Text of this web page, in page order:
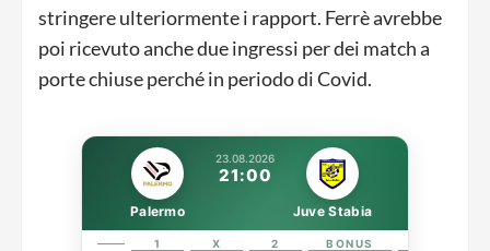
stringere ulteriormente i rapport. Ferrè avrebbe
poi ricevuto anche due ingressi per dei match a
porte chiuse perché in periodo di Covid.
23.08.2026
21:00
Palermo Juve Stabia
1 X 2 BONUS